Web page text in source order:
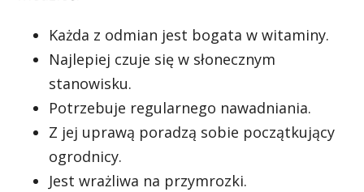
Każda z odmian jest bogata w witaminy.
Najlepiej czuje się w słonecznym
stanowisku.
Potrzebuje regularnego nawadniania.
Z jej uprawą poradzą sobie początkujący
ogrodnicy.
Jest wrażliwa na przymrozki.